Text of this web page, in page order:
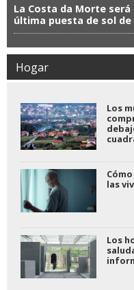
La Costa da Morte
última puesta de sol de
Hogar
Los
las
Los